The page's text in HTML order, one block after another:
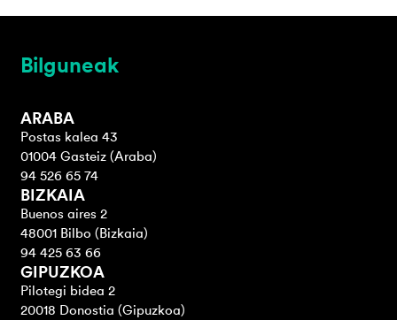
Bilguneak
ARABA
Postas kalea 43
01004 Gasteiz (Araba)
94 526 65 74
BIZKAIA
Buenos aires 2
48001 Bilbo (Bizkaia)
94 425 63 66
GIPUZKOA
Pilotegi bidea 2
20018 Donostia (Gipuzkoa)